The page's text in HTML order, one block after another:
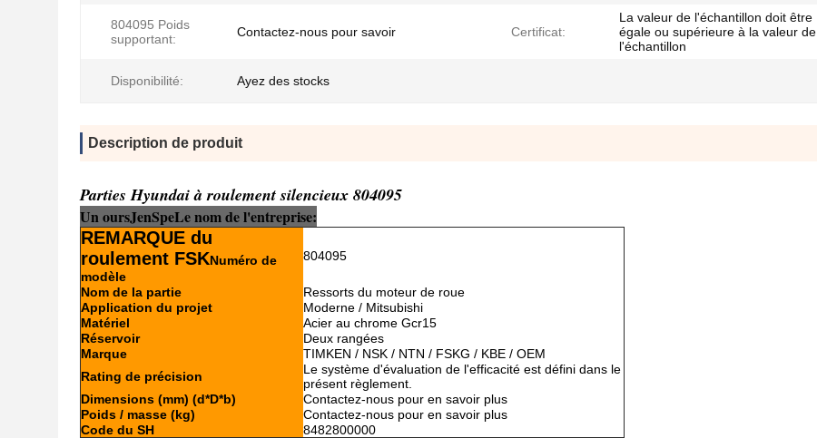
804095 Poids
supportant:
Contactez-nous pour savoir Certificat:
La valeur de l'échantillon doit être
égale ou supérieure à la valeur de
l'échantillon
Disponibilité: Ayez des stocks
Description de produit
Parties Hyundai à roulement silencieux 804095
Un oursJenSpeLe nom de l'entreprise:
REMARQUE du
roulement FSKNuméro de
modèle
804095
Nom de la partie
Ressorts du moteur de roue
Application du projet
Moderne / Mitsubishi
Matériel
Acier au chrome Gcr15
Réservoir
Deux rangées
Marque
TIMKEN / NSK / NTN / FSKG / KBE / OEM
Rating de précision
Le système d'évaluation de l'efficacité est défini dans le
présent règlement.
Dimensions (mm) (d*D*b)
Contactez-nous pour en savoir plus
Poids / masse (kg)
Contactez-nous pour en savoir plus
Code du SH
8482800000